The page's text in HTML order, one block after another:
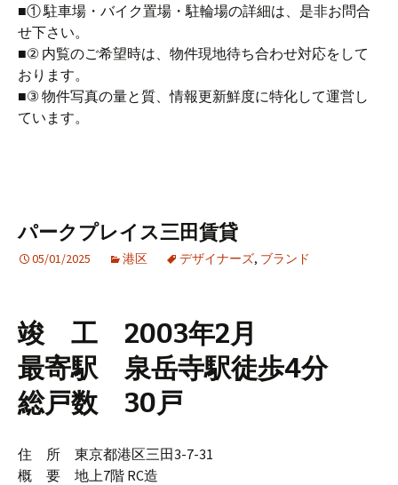
■① 駐車場・バイク置場・駐輪場の詳細は、是非お問合
せ下さい。
■② 内覧のご希望時は、物件現地待ち合わせ対応をして
おります。
■③ 物件写真の量と質、情報更新鮮度に特化して運営し
ています。
パークプレイス三田賃貸
05/01/2025 港区 デザイナーズ, ブランド
竣 工 2003年2月
最寄駅 泉岳寺駅徒歩4分
総戸数 30戸
住 所 東京都港区三田3-7-31
概 要 地上7階 RC造